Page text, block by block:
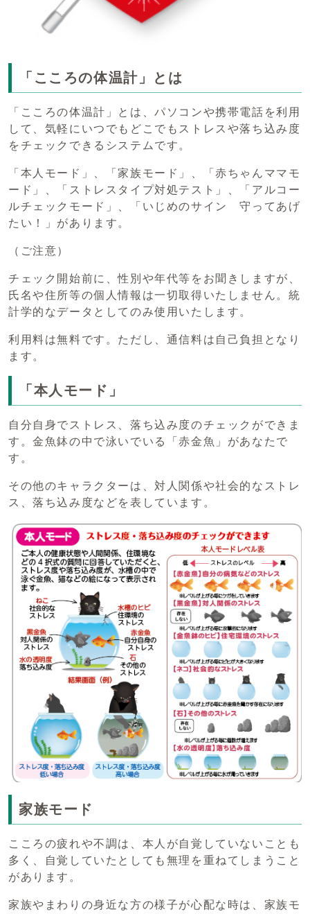
「こころの体温計」とは
「こころの体温計」とは、パソコンや携帯電話を利用
して、気軽にいつでもどこでもストレスや落ち込み度
をチェックできるシステムです。
「本人モード」、「家族モード」、「赤ちゃんママモ
ード」、「ストレスタイプ対処テスト」、「アルコー
ルチェックモード」、「いじめのサイン 守ってあげ
たい！」があります。
（ご注意）
チェック開始前に、性別や年代等をお聞きしますが、
氏名や住所等の個人情報は一切取得いたしません。統
計学的なデータとしてのみ使用いたします。
利用料は無料です。ただし、通信料は自己負担となり
ます。
「本人モード」
自分自身でストレス、落ち込み度のチェックができま
す。金魚鉢の中で泳いでいる「赤金魚」があなたで
す。
その他のキャラクターは、対人関係や社会的なストレ
ス、落ち込み度などを表しています。
家族モード
こころの疲れや不調は、本人が自覚していないことも
多く、自覚していたとしても無理を重ねてしまうこと
があります。
家族やまわりの身近な方の様子が心配な時は、家族モ